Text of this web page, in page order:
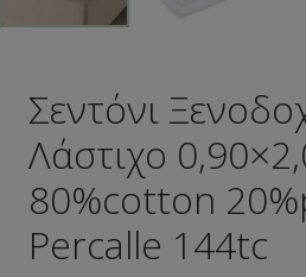
Σεντόνι
Λάστιχο
80%cotton
Percalle 144tc